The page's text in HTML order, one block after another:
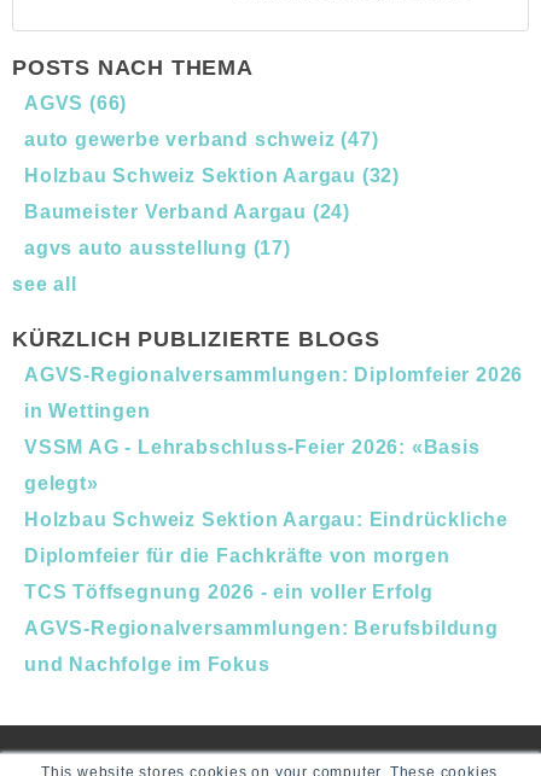
This website stores cookies on your computer. These cookies
POSTS NACH THEMA
AGVS (66)
auto gewerbe verband schweiz(47)
Holzbau Schweiz Sektion Aargau (32)
Baumeister Verband Aargau (24)
agvs auto ausstellung (17)
see all
KÜRZLICH PUBLIZIERTE BLOGS
AGVS-Regionalversammlungen: Diplomfeier 2026
in Wettingen
VSSM AG - Lehrabschluss-Feier 2026: «Basis
gelegt»
Holzbau Schweiz Sektion Aargau: Eindrückliche
Diplomfeier für die Fachkräfte von morgen
TCS Töffsegnung 2026 - ein voller Erfolg
AGVS-Regionalversammlungen: Berufsbildung
und Nachfolge im Fokus